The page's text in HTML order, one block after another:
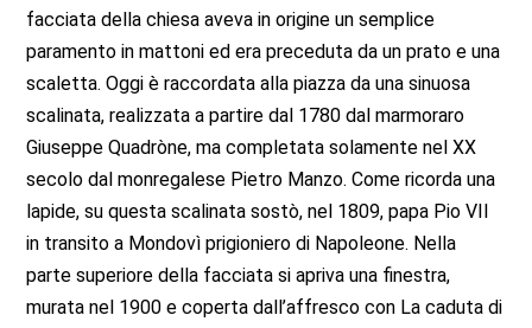
facciata della chiesa aveva in origine un semplice
paramento in mattoni ed era preceduta da un prato e una
scaletta. Oggi è raccordata alla piazza da una sinuosa
scalinata, realizzata a partire dal 1780 dal marmoraro
Giuseppe Quadròne, ma completata solamente nel XX
secolo dal monregalese Pietro Manzo. Come ricorda una
lapide, su questa scalinata sostò, nel 1809, papa Pio VII
in transito a Mondovì prigioniero di Napoleone. Nella
parte superiore della facciata si apriva una finestra,
murata nel 1900 e coperta dall’affresco con La caduta di